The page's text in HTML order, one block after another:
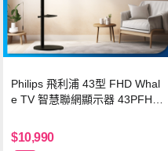
Philips 飛利浦 43型 FHD Whal
e TV 智慧聯網顯示器 43PFH6
$10,990